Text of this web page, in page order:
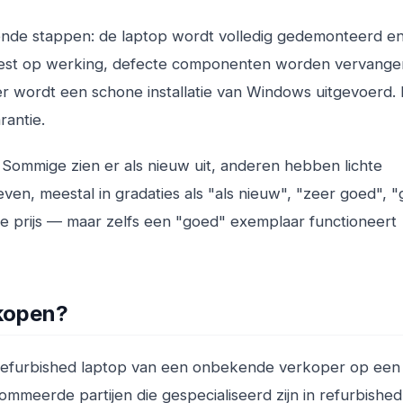
stappen: de laptop wordt volledig gedemonteerd
op werking, defecte componenten worden
een schone installatie van Windows uitgevoerd.
zien er als nieuw uit, anderen hebben lichte
meestal in gradaties als "als nieuw", "zeer goed",
prijs — maar zelfs een "goed" exemplaar functioneert
laptop van een onbekende verkoper op een
partijen die gespecialiseerd zijn in refurbished